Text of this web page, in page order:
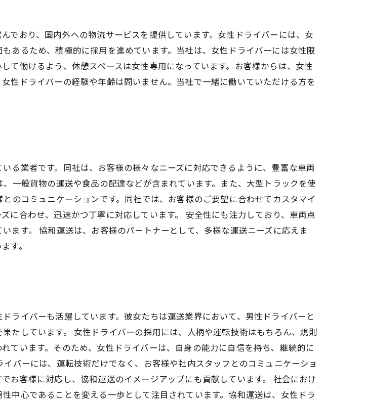
でおり、国内外への物流サービスを提供しています。女性ドライバーには、女
あるため、積極的に採用を進めています。当社は、女性ドライバーには女性限
て働けるよう、休憩スペースは女性専用になっています。お客様からは、女性
性ドライバーの経験や年齢は問いません。当社で一緒に働いていただける方を
る業者です。同社は、お客様の様々なニーズに対応できるように、豊富な車両
一般貨物の運送や食品の配達などが含まれています。また、大型トラックを使
のコミュニケーションです。同社では、お客様のご要望に合わせてカスタマイ
に合わせ、迅速かつ丁寧に対応しています。 安全性にも注力しており、車両点
ます。 協和運送は、お客様のパートナーとして、多様な運送ニーズに応えま
す。
ライバーも活躍しています。彼女たちは運送業界において、男性ドライバーと
たしています。 女性ドライバーの採用には、人柄や運転技術はもちろん、規則
ています。そのため、女性ドライバーは、自身の能力に自信を持ち、継続的に
バーには、運転技術だけでなく、お客様や社内スタッフとのコミュニケーショ
お客様に対応し、協和運送のイメージアップにも貢献しています。 社会におけ
中心であることを変える一歩として注目されています。協和運送は、女性ドラ